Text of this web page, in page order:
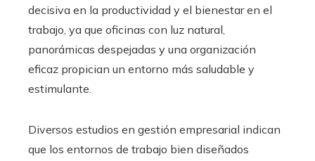
decisiva en la productividad y el bienestar en el
trabajo, ya que oficinas con luz natural,
panorámicas despejadas y una organización
eficaz propician un entorno más saludable y
estimulante.
Diversos estudios en gestión empresarial indican
que los entornos de trabajo bien diseñados